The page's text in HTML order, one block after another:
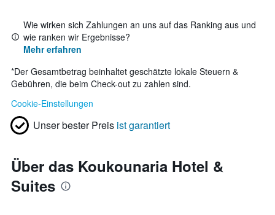
Wie wirken sich Zahlungen an uns auf das Ranking aus und
wie ranken wir Ergebnisse?
Mehr erfahren
*Der Gesamtbetrag beinhaltet geschätzte lokale Steuern &
Gebühren, die beim Check-out zu zahlen sind.
Cookie-Einstellungen
Unser bester Preis ist garantiert
Über das Koukounaria Hotel &
Suites